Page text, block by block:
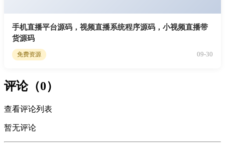
手机直播平台源码，视频直播系统程序源码，小视频直播带
货源码
免费资源 09-30
评论（0）
查看评论列表
暂无评论